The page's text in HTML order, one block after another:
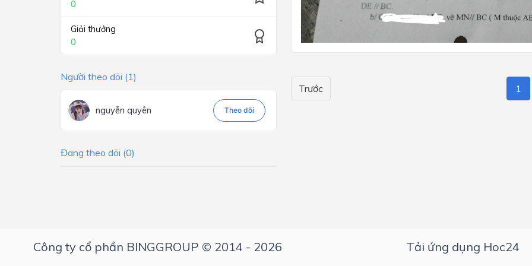
0
Giải thưởng
0
Người theo dõi (1)
nguyễn quyên Theo dõi
Đang theo dõi (0)
Trước 1
Công ty cổ phần BINGGROUP © 2014 - 2026 Tải ứng dụng Hoc24